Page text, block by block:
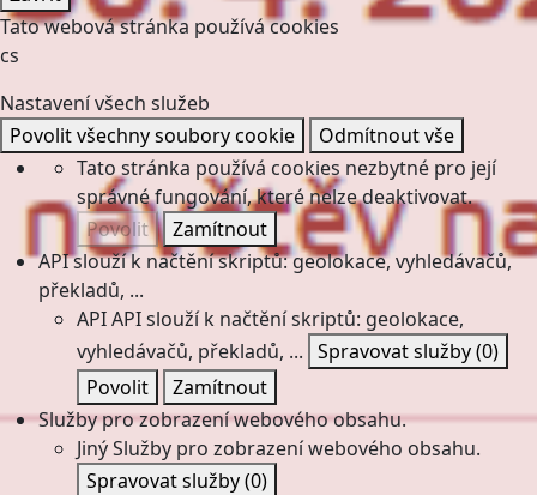
Tato webová stránka používá cookies
cs
Nastavení všech služeb
Povolit všechny soubory cookie
Odmítnout vše
Tato stránka používá cookies nezbytné pro její
správné fungování, které nelze deaktivovat.
Povolit
Zamítnout
API slouží k načtění skriptů: geolokace, vyhledávačů,
překladů, ...
APIAPI slouží k načtění skriptů: geolokace,
vyhledávačů, překladů, ... Spravovat služby(0)
Povolit
Zamítnout
Služby pro zobrazení webového obsahu.
JinýSlužby pro zobrazení webového obsahu.
Spravovat služby(0)